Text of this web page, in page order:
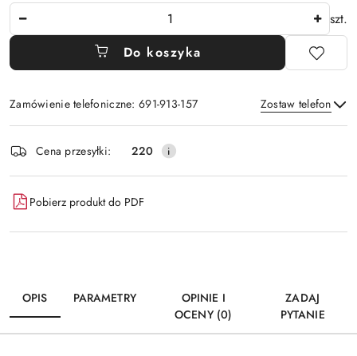
szt.
Do koszyka
Zamówienie telefoniczne: 691-913-157 Zostaw telefon
Wyślij
i
dostawa
Cena przesyłki: 220
Pobierz produkt do PDF
OPIS PARAMETRY
OPINIE I
OCENY (0)
ZADAJ
PYTANIE